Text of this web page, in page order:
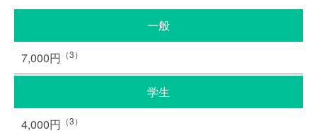
一般
7,000円 （3）
学生
4,000円 （3）